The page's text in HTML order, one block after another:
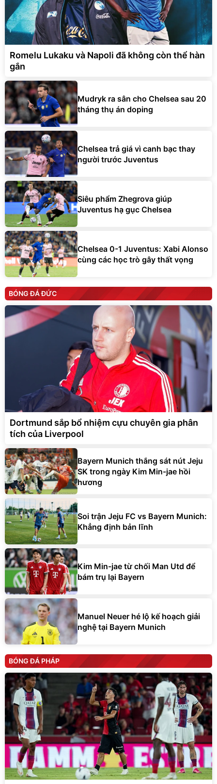
Romelu Lukaku và Napoli đã không còn thể hàn
gắn
Mudryk ra sân cho Chelsea sau 20
tháng thụ án doping
Chelsea trả giá vì canh bạc thay
người trước Juventus
Siêu phẩm Zhegrova giúp
Juventus hạ gục Chelsea
Chelsea 0-1 Juventus: Xabi Alonso
cùng các học trò gây thất vọng
BÓNG ĐÁ ĐỨC
Dortmund sắp bổ nhiệm cựu chuyên gia phân
tích của Liverpool
Bayern Munich thắng sát nút Jeju
SK trong ngày Kim Min-jae hồi
hương
Soi trận Jeju FC vs Bayern Munich:
Khẳng định bản lĩnh
Kim Min-jae từ chối Man Utd để
bám trụ lại Bayern
Manuel Neuer hé lộ kế hoạch giải
nghệ tại Bayern Munich
BÓNG ĐÁ PHÁP